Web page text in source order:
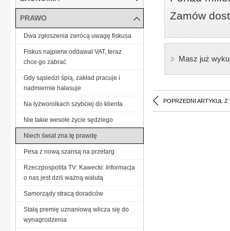
Zamów
Masz już
POPRZEDNI ARTYKUŁ Z
PRAWO
Dwa zgłoszenia zwrócą uwagę fiskusa
Fiskus najpierw oddawał VAT, teraz
chce go zabrać
Gdy sąsiedzi śpią, zakład pracuje i
nadmiernie hałasuje
Na łyżworolkach szybciej do klienta
Nie takie wesołe życie sędziego
Niech świat zna tę prawdę
Pesa z nową szansą na przetarg
Rzeczpospolita TV: Kawecki: Informacja
o nas jest dziś ważną walutą
Samorządy stracą doradców
Stałą premię uznaniową wlicza się do
wynagrodzenia